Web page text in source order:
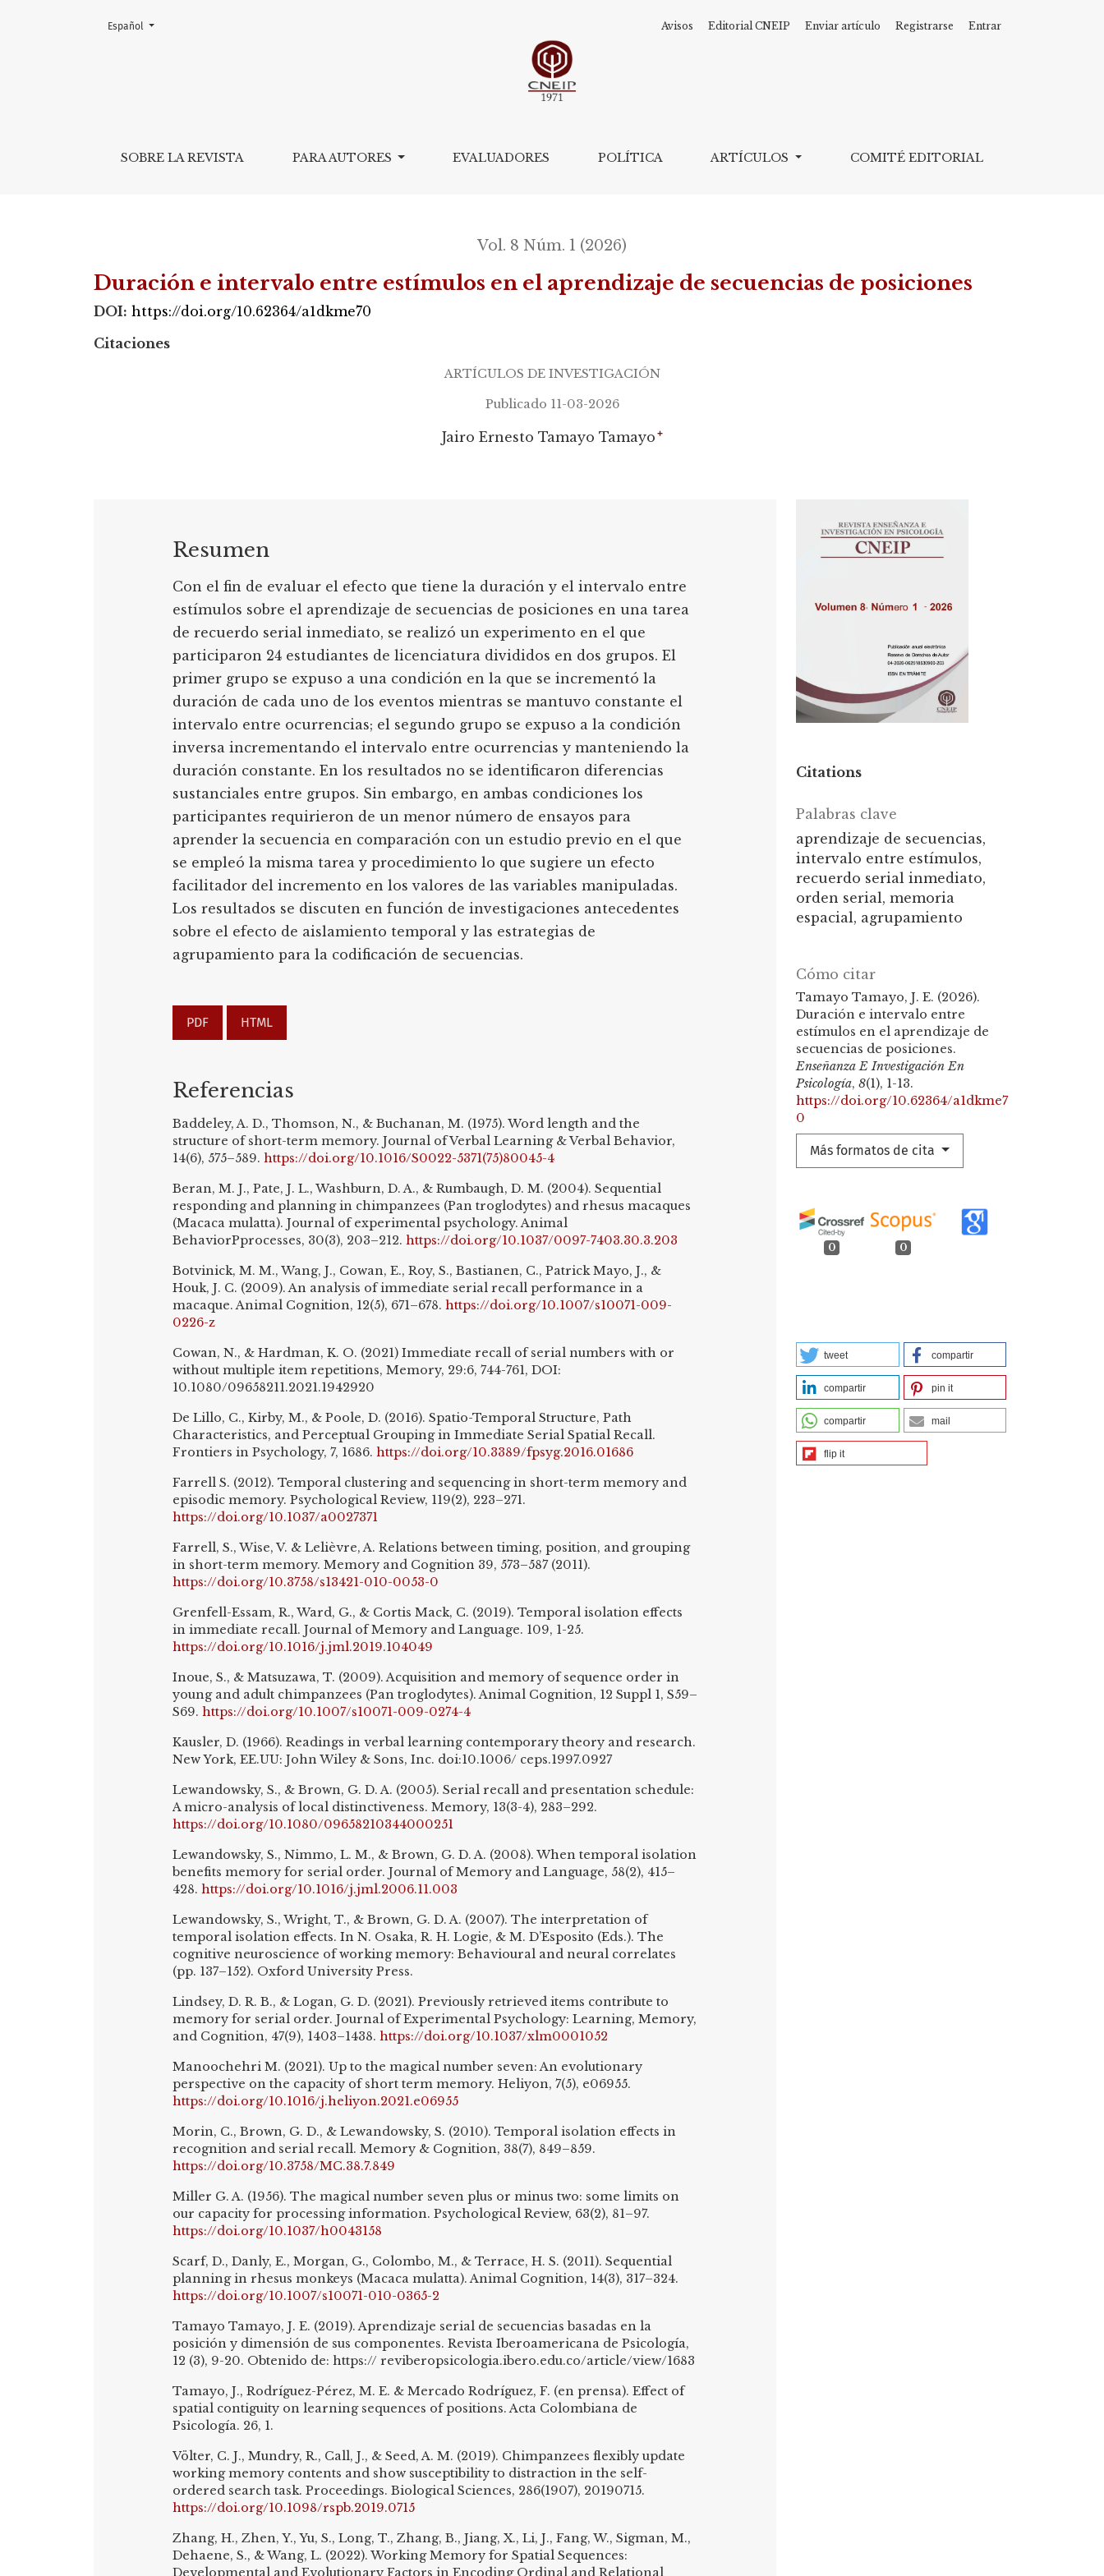
<b>Duración e intervalo entre estímulos en el aprendizaje de secuencias de posiciones</b>
SOBRE LA REVISTA PARA AUTORES EVALUADORES POLÍTICA ARTÍCULOS COMITÉ EDITORIAL
Avisos Editorial CNEIP Enviar artículo Registrarse Entrar
Cambiar el idioma. El actual es:
Español
Vol. 8 Núm. 1 (2026)
Duración e intervalo entre estímulos en el aprendizaje de secuencias de posiciones
DOI: https://doi.org/10.62364/a1dkme70
Citaciones
ARTÍCULOS DE INVESTIGACIÓN
Publicado 11-03-2026
Jairo Ernesto Tamayo Tamayo +
Citations
Palabras clave
aprendizaje de secuencias,
intervalo entre estímulos,
recuerdo serial inmediato,
orden serial, memoria
espacial, agrupamiento
Cómo citar
Tamayo Tamayo, J. E. (2026).
Duración e intervalo entre
estímulos en el aprendizaje de
secuencias de posiciones.
Enseñanza E Investigación En
Psicología, 8(1), 1-13.
https://doi.org/10.62364/a1dkme7
0
Más formatos de cita
0 0
tweet compartir
compartir pin it
compartir mail
flip it
Resumen
Con el fin de evaluar el efecto que tiene la duración y el intervalo entre
estímulos sobre el aprendizaje de secuencias de posiciones en una tarea
de recuerdo serial inmediato, se realizó un experimento en el que
participaron 24 estudiantes de licenciatura divididos en dos grupos. El
primer grupo se expuso a una condición en la que se incrementó la
duración de cada uno de los eventos mientras se mantuvo constante el
intervalo entre ocurrencias; el segundo grupo se expuso a la condición
inversa incrementando el intervalo entre ocurrencias y manteniendo la
duración constante. En los resultados no se identificaron diferencias
sustanciales entre grupos. Sin embargo, en ambas condiciones los
participantes requirieron de un menor número de ensayos para
aprender la secuencia en comparación con un estudio previo en el que
se empleó la misma tarea y procedimiento lo que sugiere un efecto
facilitador del incremento en los valores de las variables manipuladas.
Los resultados se discuten en función de investigaciones antecedentes
sobre el efecto de aislamiento temporal y las estrategias de
agrupamiento para la codificación de secuencias.
PDF HTML
Referencias
Baddeley, A. D., Thomson, N., & Buchanan, M. (1975). Word length and the
structure of short-term memory. Journal of Verbal Learning & Verbal Behavior,
14(6), 575–589. https://doi.org/10.1016/S0022-5371(75)80045-4
Beran, M. J., Pate, J. L., Washburn, D. A., & Rumbaugh, D. M. (2004). Sequential
responding and planning in chimpanzees (Pan troglodytes) and rhesus macaques
(Macaca mulatta). Journal of experimental psychology. Animal
BehaviorPprocesses, 30(3), 203–212. https://doi.org/10.1037/0097-7403.30.3.203
Botvinick, M. M., Wang, J., Cowan, E., Roy, S., Bastianen, C., Patrick Mayo, J., &
Houk, J. C. (2009). An analysis of immediate serial recall performance in a
macaque. Animal Cognition, 12(5), 671–678. https://doi.org/10.1007/s10071-009-
0226-z
Cowan, N., & Hardman, K. O. (2021) Immediate recall of serial numbers with or
without multiple item repetitions, Memory, 29:6, 744-761, DOI:
10.1080/09658211.2021.1942920
De Lillo, C., Kirby, M., & Poole, D. (2016). Spatio-Temporal Structure, Path
Characteristics, and Perceptual Grouping in Immediate Serial Spatial Recall.
Frontiers in Psychology, 7, 1686. https://doi.org/10.3389/fpsyg.2016.01686
Farrell S. (2012). Temporal clustering and sequencing in short-term memory and
episodic memory. Psychological Review, 119(2), 223–271.
https://doi.org/10.1037/a0027371
Farrell, S., Wise, V. & Lelièvre, A. Relations between timing, position, and grouping
in short-term memory. Memory and Cognition 39, 573–587 (2011).
https://doi.org/10.3758/s13421-010-0053-0
Grenfell-Essam, R., Ward, G., & Cortis Mack, C. (2019). Temporal isolation effects
in immediate recall. Journal of Memory and Language. 109, 1-25.
https://doi.org/10.1016/j.jml.2019.104049
Inoue, S., & Matsuzawa, T. (2009). Acquisition and memory of sequence order in
young and adult chimpanzees (Pan troglodytes). Animal Cognition, 12 Suppl 1, S59–
S69. https://doi.org/10.1007/s10071-009-0274-4
Kausler, D. (1966). Readings in verbal learning contemporary theory and research.
New York, EE.UU: John Wiley & Sons, Inc. doi:10.1006/ ceps.1997.0927
Lewandowsky, S., & Brown, G. D. A. (2005). Serial recall and presentation schedule:
A micro-analysis of local distinctiveness. Memory, 13(3-4), 283–292.
https://doi.org/10.1080/09658210344000251
Lewandowsky, S., Nimmo, L. M., & Brown, G. D. A. (2008). When temporal isolation
benefits memory for serial order. Journal of Memory and Language, 58(2), 415–
428. https://doi.org/10.1016/j.jml.2006.11.003
Lewandowsky, S., Wright, T., & Brown, G. D. A. (2007). The interpretation of
temporal isolation effects. In N. Osaka, R. H. Logie, & M. D’Esposito (Eds.). The
cognitive neuroscience of working memory: Behavioural and neural correlates
(pp. 137–152). Oxford University Press.
Lindsey, D. R. B., & Logan, G. D. (2021). Previously retrieved items contribute to
memory for serial order. Journal of Experimental Psychology: Learning, Memory,
and Cognition, 47(9), 1403–1438. https://doi.org/10.1037/xlm0001052
Manoochehri M. (2021). Up to the magical number seven: An evolutionary
perspective on the capacity of short term memory. Heliyon, 7(5), e06955.
https://doi.org/10.1016/j.heliyon.2021.e06955
Morin, C., Brown, G. D., & Lewandowsky, S. (2010). Temporal isolation effects in
recognition and serial recall. Memory & Cognition, 38(7), 849–859.
https://doi.org/10.3758/MC.38.7.849
Miller G. A. (1956). The magical number seven plus or minus two: some limits on
our capacity for processing information. Psychological Review, 63(2), 81–97.
https://doi.org/10.1037/h0043158
Scarf, D., Danly, E., Morgan, G., Colombo, M., & Terrace, H. S. (2011). Sequential
planning in rhesus monkeys (Macaca mulatta). Animal Cognition, 14(3), 317–324.
https://doi.org/10.1007/s10071-010-0365-2
Tamayo Tamayo, J. E. (2019). Aprendizaje serial de secuencias basadas en la
posición y dimensión de sus componentes. Revista Iberoamericana de Psicología,
12 (3), 9-20. Obtenido de: https:// reviberopsicologia.ibero.edu.co/article/view/1683
Tamayo, J., Rodríguez-Pérez, M. E. & Mercado Rodríguez, F. (en prensa). Effect of
spatial contiguity on learning sequences of positions. Acta Colombiana de
Psicología. 26, 1.
Völter, C. J., Mundry, R., Call, J., & Seed, A. M. (2019). Chimpanzees flexibly update
working memory contents and show susceptibility to distraction in the self-
ordered search task. Proceedings. Biological Sciences, 286(1907), 20190715.
https://doi.org/10.1098/rspb.2019.0715
Zhang, H., Zhen, Y., Yu, S., Long, T., Zhang, B., Jiang, X., Li, J., Fang, W., Sigman, M.,
Dehaene, S., & Wang, L. (2022). Working Memory for Spatial Sequences:
Developmental and Evolutionary Factors in Encoding Ordinal and Relational